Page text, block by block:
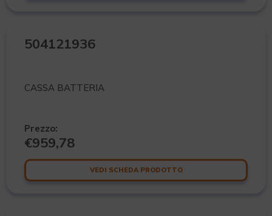
504121936
CASSA BATTERIA
Prezzo:
€959,78
VEDI SCHEDA PRODOTTO